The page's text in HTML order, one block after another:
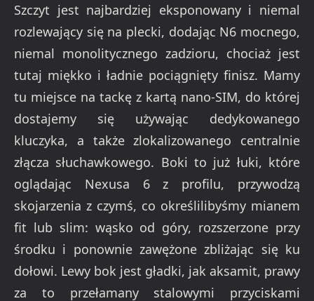
Szczyt jest najbardziej eksponowany i niemal
rozlewający się na plecki, dodając N6 mocnego,
niemal monolitycznego zadzioru, chociaż jest
tutaj miękko i ładnie pociągnięty finisz. Mamy
tu miejsce na tackę z kartą nano-SIM, do której
dostajemy się używając dedykowanego
kluczyka, a także zlokalizowanego centralnie
złącza słuchawkowego. Boki to już łuki, które
oglądając Nexusa 6 z profilu, przywodzą
skojarzenia z czymś, co określilibyśmy mianem
fit lub slim: wąsko od góry, rozszerzone przy
środku i ponownie zawężone zbliżając się ku
dołowi. Lewy bok jest gładki, jak aksamit, prawy
za to przełamany stalowymi przyciskami